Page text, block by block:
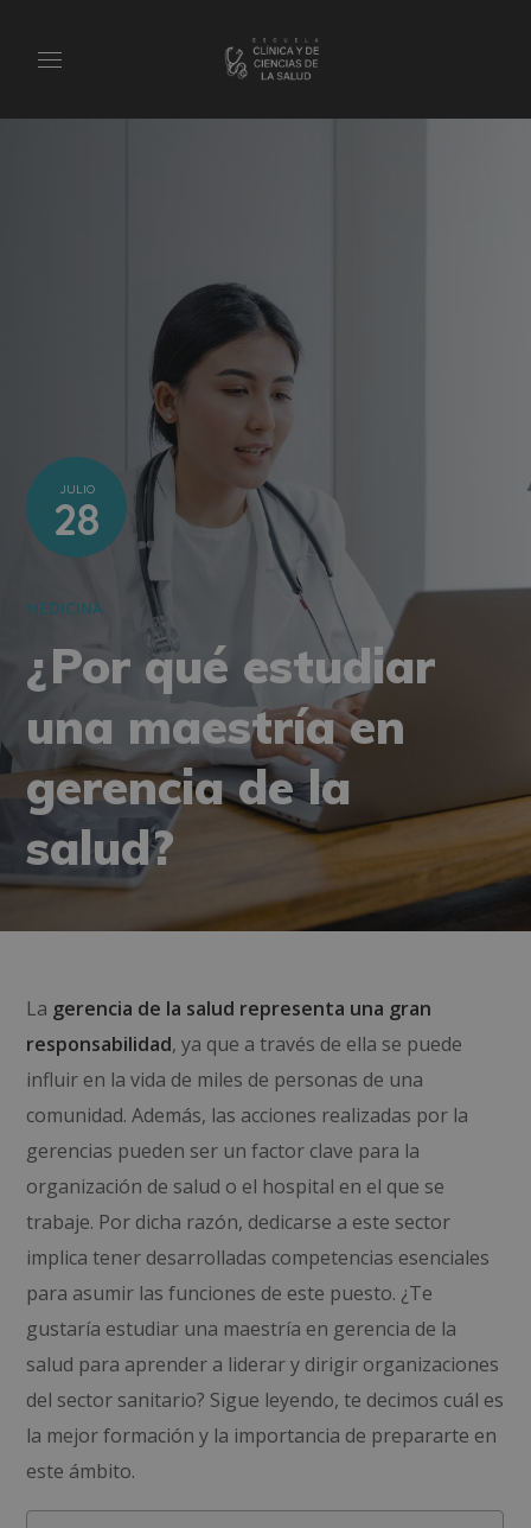
JULIO
28
MEDICINA
¿Por qué estudiar
una maestría en
gerencia de la
salud?
La gerencia de la salud representa una gran
responsabilidad, ya que a través de ella se puede
influir en la vida de miles de personas de una
comunidad. Además, las acciones realizadas por la
gerencias pueden ser un factor clave para la
organización de salud o el hospital en el que se
trabaje. Por dicha razón, dedicarse a este sector
implica tener desarrolladas competencias esenciales
para asumir las funciones de este puesto. ¿Te
gustaría estudiar una maestría en gerencia de la
salud para aprender a liderar y dirigir organizaciones
del sector sanitario? Sigue leyendo, te decimos cuál es
la mejor formación y la importancia de prepararte en
este ámbito.